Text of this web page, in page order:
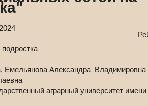
Емельянова Александра
аграрный университет